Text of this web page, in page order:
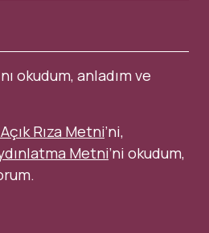
okudum, anladım ve
Rıza Metni’ni,
Metni’ni okudum,